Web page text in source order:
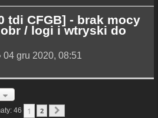
tdi CFGB] - brak mocy
obr / logi i wtryski do
04 gru 2020, 08:51
46 1 2